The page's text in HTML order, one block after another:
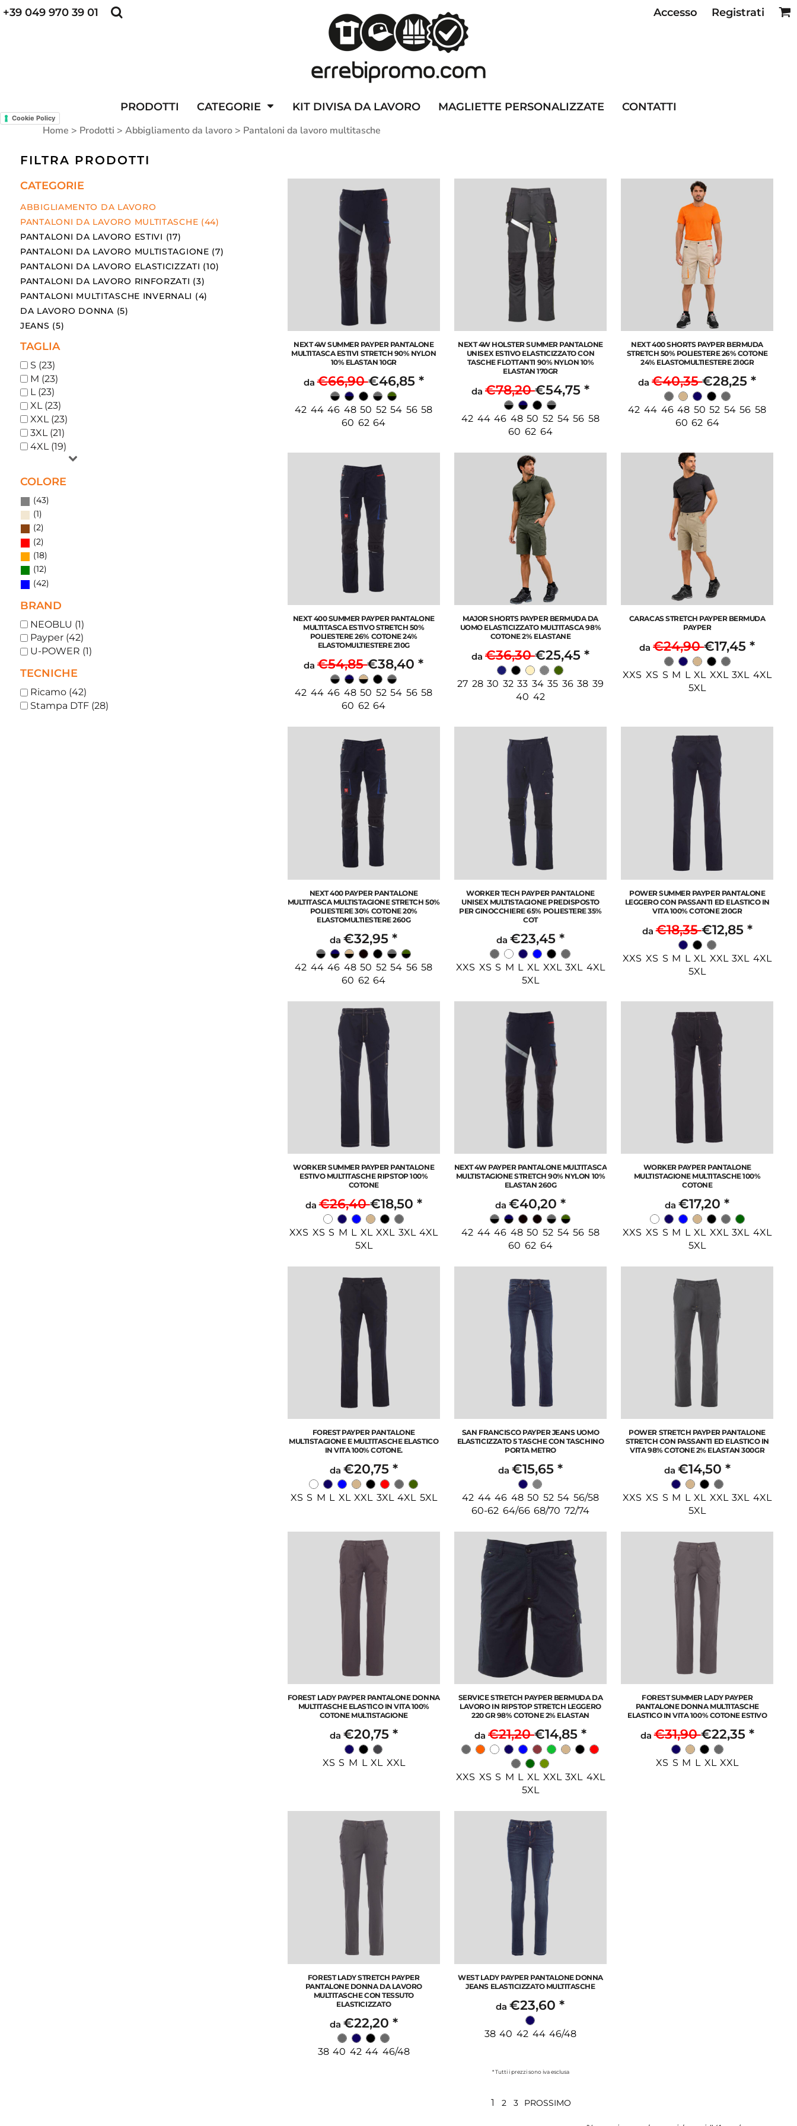
+39 049 970 39 01 Accesso Registrati
PRODOTTI CATEGORIE KIT DIVISA DA LAVORO MAGLIETTE PERSONALIZZATE CONTATTI
Cookie Policy
Home > Prodotti > Abbigliamento da lavoro > Pantaloni da lavoro multitasche
FILTRA PRODOTTI
CATEGORIE
ABBIGLIAMENTO DA LAVORO
PANTALONI DA LAVORO MULTITASCHE (44)
PANTALONI DA LAVORO ESTIVI (17)
PANTALONI DA LAVORO MULTISTAGIONE (7)
PANTALONI DA LAVORO ELASTICIZZATI (10)
PANTALONI DA LAVORO RINFORZATI (3)
PANTALONI MULTITASCHE INVERNALI (4)
DA LAVORO DONNA (5)
JEANS (5)
TAGLIA
S (23)
M (23)
L (23)
XL (23)
XXL (23)
3XL (21)
4XL (19)
COLORE
(43)
(1)
(2)
(2)
(18)
(12)
(42)
BRAND
NEOBLU (1)
Payper (42)
U-POWER (1)
TECNICHE
Ricamo (42)
Stampa DTF (28)
NEXT 4W SUMMER PAYPER PANTALONE
MULTITASCA ESTIVI STRETCH 90% NYLON
10% ELASTAN 10GR
da€66,90€46,85 *
42 44 46 48 50 52 54 56 58
60 62 64
NEXT 4W HOLSTER SUMMER PANTALONE
UNISEX ESTIVO ELASTICIZZATO CON
TASCHE FLOTTANTI 90% NYLON 10%
ELASTAN 170GR
da €78,20€54,75 *
42 44 46 48 50 52 54 56 58
60 62 64
NEXT 400 SHORTS PAYPER BERMUDA
STRETCH 50% POLIESTERE 26% COTONE
24% ELASTOMULTIESTERE 210GR
da€40,35€28,25*
42 44 46 48 50 52 54 56 58
60 62 64
NEXT 400 SUMMER PAYPER PANTALONE
MULTITASCA ESTIVO STRETCH 50%
POLIESTERE 26% COTONE 24%
ELASTOMULTIESTERE 210G
da€54,85€38,40*
42 44 46 48 50 52 54 56 58
60 62 64
MAJOR SHORTS PAYPER BERMUDA DA
UOMO ELASTICIZZATO MULTITASCA 98%
COTONE 2% ELASTANE
da €36,30€25,45 *
27 28 30 32 33 34 35 36 38 39
40 42
CARACAS STRETCH PAYPER BERMUDA
PAYPER
da€24,90€17,45*
XXS XS S M L XL XXL 3XL 4XL
5XL
NEXT 400 PAYPER PANTALONE
MULTITASCA MULTISTAGIONE STRETCH 50%
POLIESTERE 30% COTONE 20%
ELASTOMULTIESTERE 260G
da€32,95*
42 44 46 48 50 52 54 56 58
60 62 64
WORKER TECH PAYPER PANTALONE
UNISEX MULTISTAGIONE PREDISPOSTO
PER GINOCCHIERE 65% POLIESTERE 35%
COT
da €23,45 *
XXS XS S M L XL XXL 3XL 4XL
5XL
POWER SUMMER PAYPER PANTALONE
LEGGERO CON PASSANTI ED ELASTICO IN
VITA 100% COTONE 210GR
da€18,35€12,85 *
XXS XS S M L XL XXL 3XL 4XL
5XL
WORKER SUMMER PAYPER PANTALONE
ESTIVO MULTITASCHE RIPSTOP 100%
COTONE
da€26,40€18,50 *
XXS XS S M L XL XXL 3XL 4XL
5XL
NEXT 4W PAYPER PANTALONE MULTITASCA
MULTISTAGIONE STRETCH 90% NYLON 10%
ELASTAN 260G
da €40,20 *
42 44 46 48 50 52 54 56 58
60 62 64
WORKER PAYPER PANTALONE
MULTISTAGIONE MULTITASCHE 100%
COTONE
da€17,20*
XXS XS S M L XL XXL 3XL 4XL
5XL
FOREST PAYPER PANTALONE
MULTISTAGIONE E MULTITASCHE ELASTICO
IN VITA 100% COTONE.
da €20,75 *
XS S M L XL XXL 3XL 4XL 5XL
SAN FRANCISCO PAYPER JEANS UOMO
ELASTICIZZATO 5 TASCHE CON TASCHINO
PORTA METRO
da €15,65 *
42 44 46 48 50 52 54 56/58
60-62 64/66 68/70 72/74
POWER STRETCH PAYPER PANTALONE
STRETCH CON PASSANTI ED ELASTICO IN
VITA 98% COTONE 2% ELASTAN 300GR
da €14,50 *
XXS XS S M L XL XXL 3XL 4XL
5XL
FOREST LADY PAYPER PANTALONE DONNA
MULTITASCHE ELASTICO IN VITA 100%
COTONE MULTISTAGIONE
da €20,75 *
XS S M L XL XXL
SERVICE STRETCH PAYPER BERMUDA DA
LAVORO IN RIPSTOP STRETCH LEGGERO
220 GR 98% COTONE 2% ELASTAN
da €21,20€14,85 *
XXS XS S M L XL XXL 3XL 4XL
5XL
FOREST SUMMER LADY PAYPER
PANTALONE DONNA MULTITASCHE
ELASTICO IN VITA 100% COTONE ESTIVO
da€31,90€22,35 *
XS S M L XL XXL
FOREST LADY STRETCH PAYPER
PANTALONE DONNA DA LAVORO
MULTITASCHE CON TESSUTO
ELASTICIZZATO
da €22,20 *
38 40 42 44 46/48
WEST LADY PAYPER PANTALONE DONNA
JEANS ELASTICIZZATO MULTITASCHE
da€23,60*
38 40 42 44 46/48
* Tutti i prezzi sono iva esclusa
1 2 3 PROSSIMO
PRODOTTI
MAGLIETTE PERSONALIZZATE
CONTATTI
ACCESSO
REGISTRATI
CARRELLO: 0 ARTICOLO
POLO PERSONALIZZATE
DIVISE RISTORAZIONE
POLO PERSONALIZZATE CAPPELLINI PERSONALIZZATI ALTA VISIBILITA'